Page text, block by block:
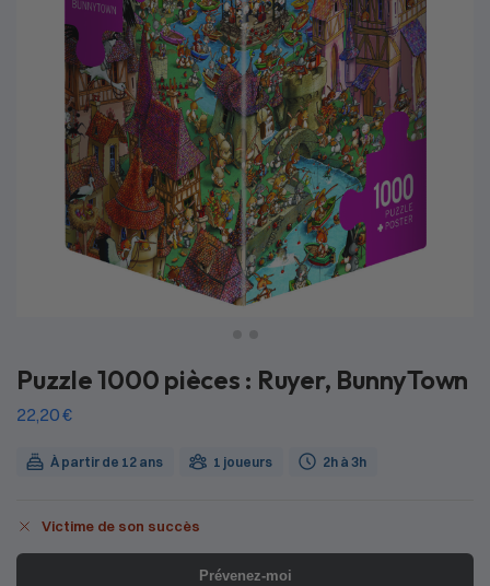
Puzzle 1000 pièces : Ruyer, BunnyTown
22,20€
À partir de 12 ans 1 joueurs 2h à 3h
Victime de son succès
Prévenez-moi